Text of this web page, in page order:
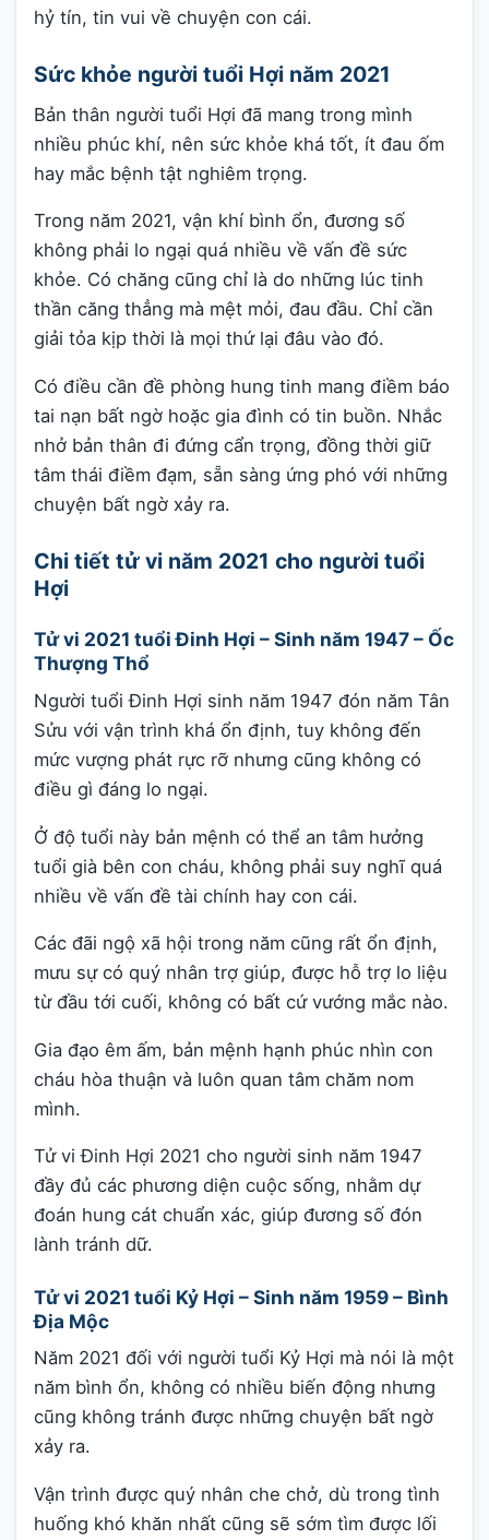
hỷ tín, tin vui về chuyện con cái.
Sức khỏe người tuổi Hợi năm 2021
Bản thân người tuổi Hợi đã mang trong mình
nhiều phúc khí, nên sức khỏe khá tốt, ít đau ốm
hay mắc bệnh tật nghiêm trọng.
Trong năm 2021, vận khí bình ổn, đương số
không phải lo ngại quá nhiều về vấn đề sức
khỏe. Có chăng cũng chỉ là do những lúc tinh
thần căng thẳng mà mệt mỏi, đau đầu. Chỉ cần
giải tỏa kịp thời là mọi thứ lại đâu vào đó.
Có điều cần đề phòng hung tinh mang điềm báo
tai nạn bất ngờ hoặc gia đình có tin buồn. Nhắc
nhở bản thân đi đứng cẩn trọng, đồng thời giữ
tâm thái điềm đạm, sẵn sàng ứng phó với những
chuyện bất ngờ xảy ra.
Chi tiết tử vi năm 2021 cho người tuổi
Hợi
Tử vi 2021 tuổi Đinh Hợi – Sinh năm 1947 – Ốc
Thượng Thổ
Người tuổi Đinh Hợi sinh năm 1947 đón năm Tân
Sửu với vận trình khá ổn định, tuy không đến
mức vượng phát rực rỡ nhưng cũng không có
điều gì đáng lo ngại.
Ở độ tuổi này bản mệnh có thể an tâm hưởng
tuổi già bên con cháu, không phải suy nghĩ quá
nhiều về vấn đề tài chính hay con cái.
Các đãi ngộ xã hội trong năm cũng rất ổn định,
mưu sự có quý nhân trợ giúp, được hỗ trợ lo liệu
từ đầu tới cuối, không có bất cứ vướng mắc nào.
Gia đạo êm ấm, bản mệnh hạnh phúc nhìn con
cháu hòa thuận và luôn quan tâm chăm nom
mình.
Tử vi Đinh Hợi 2021 cho người sinh năm 1947
đầy đủ các phương diện cuộc sống, nhằm dự
đoán hung cát chuẩn xác, giúp đương số đón
lành tránh dữ.
Tử vi 2021 tuổi Kỷ Hợi – Sinh năm 1959 – Bình
Địa Mộc
Năm 2021 đối với người tuổi Kỷ Hợi mà nói là một
năm bình ổn, không có nhiều biến động nhưng
cũng không tránh được những chuyện bất ngờ
xảy ra.
Vận trình được quý nhân che chở, dù trong tình
huống khó khăn nhất cũng sẽ sớm tìm được lối